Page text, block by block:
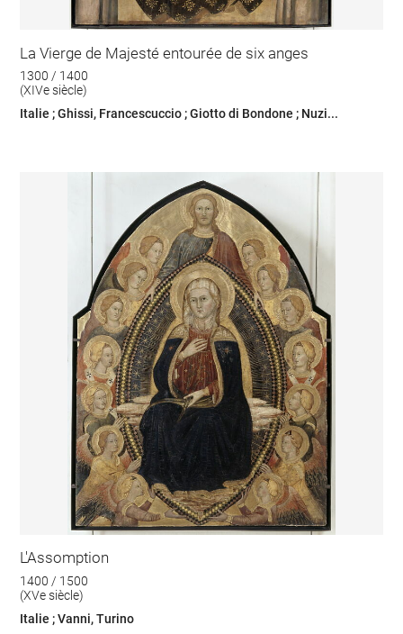
La Vierge de Majesté entourée de six anges
1300 / 1400
(XIVe siècle)
Italie ; Ghissi, Francescuccio ; Giotto di Bondone ; Nuzi...
L'Assomption
1400 / 1500
(XVe siècle)
Italie ; Vanni, Turino